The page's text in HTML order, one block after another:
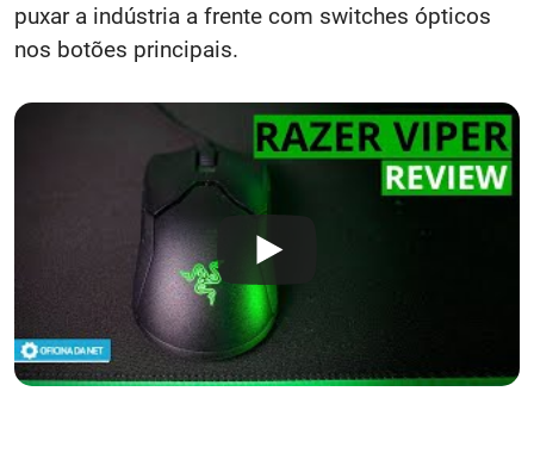
puxar a indústria a frente com switches ópticos
nos botões principais.